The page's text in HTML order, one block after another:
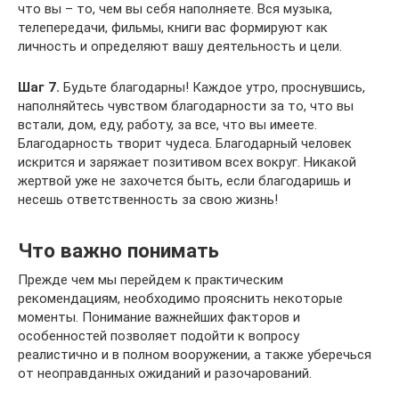
что вы – то, чем вы себя наполняете. Вся музыка,
телепередачи, фильмы, книги вас формируют как
личность и определяют вашу деятельность и цели.
Шаг 7. Будьте благодарны! Каждое утро, проснувшись,
наполняйтесь чувством благодарности за то, что вы
встали, дом, еду, работу, за все, что вы имеете.
Благодарность творит чудеса. Благодарный человек
искрится и заряжает позитивом всех вокруг. Никакой
жертвой уже не захочется быть, если благодаришь и
несешь ответственность за свою жизнь!
Что важно понимать
Прежде чем мы перейдем к практическим
рекомендациям, необходимо прояснить некоторые
моменты. Понимание важнейших факторов и
особенностей позволяет подойти к вопросу
реалистично и в полном вооружении, а также уберечься
от неоправданных ожиданий и разочарований.